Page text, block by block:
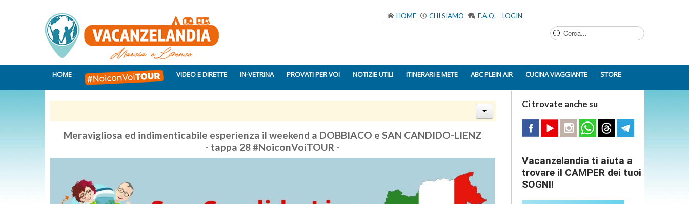
HOME CHI SIAMO F.A.Q. LOGIN
HOME VIDEO E DIRETTE IN-VETRINA PROVATI PER VOI NOTIZIE UTILI ITINERARI E METE ABC PLEIN AIR CUCINA VIAGGIANTE STORE
Meravigliosa ed indimenticabile esperienza il weekend a DOBBIACO e SAN CANDIDO-LIENZ
- tappa 28 #NoiconVoiTOUR -
Ci trovate anche su
Vacanzelandia ti aiuta a
trovare il CAMPER dei tuoi
SOGNI!